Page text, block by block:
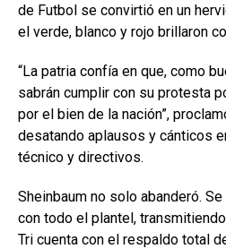
de Futbol se convirtió en un
el verde, blanco y rojo brillaron
“La patria confía en que, como
sabrán cumplir con su protesta
por el bien de la nación”,
desatando aplausos y cánticos
técnico y directivos.
Sheinbaum no solo abanderó.
con todo el plantel,
Tri cuenta con el respaldo total